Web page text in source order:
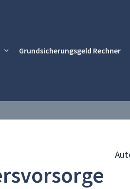
Grundsicherungsgeld Rechner